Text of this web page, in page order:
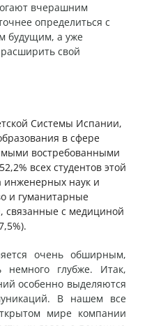
вчерашним
определиться с
будущим, а уже
свой
Системы Испании,
в сфере
востребованными
всех студентов этой
инженерных наук и
и гуманитарные
связанные с медициной
очень обширным,
немного глубже. Итак,
особенно выделяются
. В нашем все
мире компании